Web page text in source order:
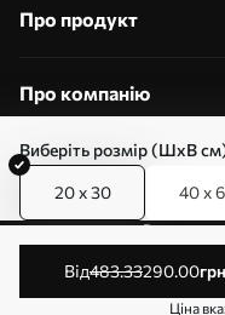
Виберіть розмір (ШхВ
20 x 30 40 x
від483.33290.00грн
Ціна
Про продукт
Про компанію
© 2011-2026 Art-
ТОВ